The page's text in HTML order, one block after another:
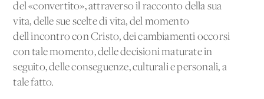
del «convertito», attraverso il racconto della sua
vita, delle sue scelte di vita, del momento
dell'incontro con Cristo, dei cambiamenti occorsi
con tale momento, delle decisioni maturate in
seguito, delle conseguenze, culturali e personali, a
tale fatto.